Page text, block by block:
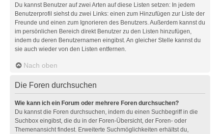
Du kannst Benutzer auf zwei Arten auf diese Listen setzen: In jedem
Benutzerprofil siehst du zwei Links: einen zum Hinzufügen zur Liste der
Freunde und einen zum Ignorieren des Benutzers. Außerdem kannst du
im persönlichen Bereich direkt Benutzer zu den Listen hinzufügen,
indem du deren Benutzernamen eingibst. An gleicher Stelle kannst du
sie auch wieder von den Listen entfernen.
Nach oben
Die Foren durchsuchen
Wie kann ich ein Forum oder mehrere Foren durchsuchen?
Du kannst die Foren durchsuchen, indem du einen Suchbegriff in die
Suchbox eingibst, die du in der Foren-Übersicht, der Foren- oder
Themenansicht findest. Erweiterte Suchmöglichkeiten erhältst du,